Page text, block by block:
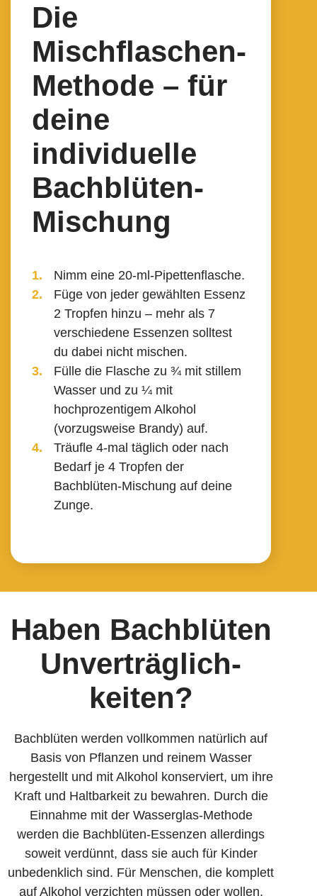
Die
Mischflaschen-
Methode – für
deine
individuelle
Bachblüten-
Mischung
Nimm eine 20-ml-Pipetten­flasche.
Füge von jeder gewählten Essenz
2 Tropfen hinzu – mehr als 7
verschiedene Essenzen solltest
du dabei nicht mischen.
Fülle die Flasche zu ¾ mit stillem
Wasser und zu ¼ mit
hochprozentigem Alkohol
(vorzugsweise Brandy) auf.
Träufle 4-mal täglich oder nach
Bedarf je 4 Tropfen der
Bachblüten-Mischung auf deine
Zunge.
Haben Bachblüten
Unverträglich­
keiten?
Bachblüten werden vollkommen natürlich auf
Basis von Pflanzen und reinem Wasser
hergestellt und mit Alkohol konserviert, um ihre
Kraft und Haltbarkeit zu bewahren. Durch die
Einnahme mit der Wasserglas-Methode
werden die Bachblüten-Essenzen allerdings
soweit verdünnt, dass sie auch für Kinder
unbedenklich sind. Für Menschen, die komplett
auf Alkohol verzichten müssen oder wollen,